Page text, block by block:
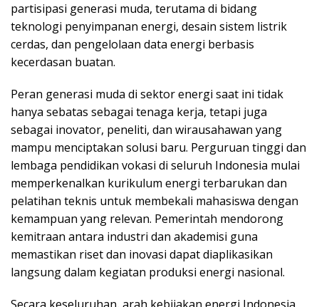
partisipasi generasi muda, terutama di bidang
teknologi penyimpanan energi, desain sistem listrik
cerdas, dan pengelolaan data energi berbasis
kecerdasan buatan.
Peran generasi muda di sektor energi saat ini tidak
hanya sebatas sebagai tenaga kerja, tetapi juga
sebagai inovator, peneliti, dan wirausahawan yang
mampu menciptakan solusi baru. Perguruan tinggi dan
lembaga pendidikan vokasi di seluruh Indonesia mulai
memperkenalkan kurikulum energi terbarukan dan
pelatihan teknis untuk membekali mahasiswa dengan
kemampuan yang relevan. Pemerintah mendorong
kemitraan antara industri dan akademisi guna
memastikan riset dan inovasi dapat diaplikasikan
langsung dalam kegiatan produksi energi nasional.